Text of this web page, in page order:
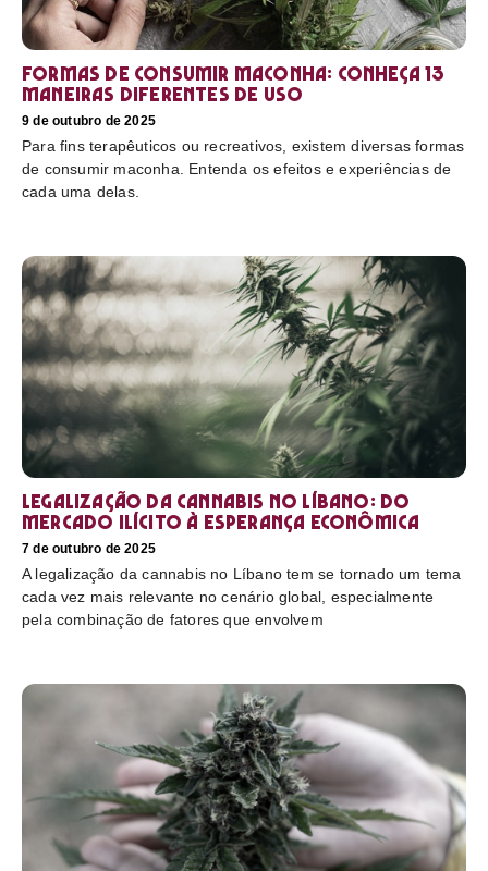
Formas de consumir maconha: conheça 13
maneiras diferentes de uso
9 de outubro de 2025
Para fins terapêuticos ou recreativos, existem diversas formas
de consumir maconha. Entenda os efeitos e experiências de
cada uma delas.
Legalização da cannabis no Líbano: do
mercado ilícito à esperança econômica
7 de outubro de 2025
A legalização da cannabis no Líbano tem se tornado um tema
cada vez mais relevante no cenário global, especialmente
pela combinação de fatores que envolvem